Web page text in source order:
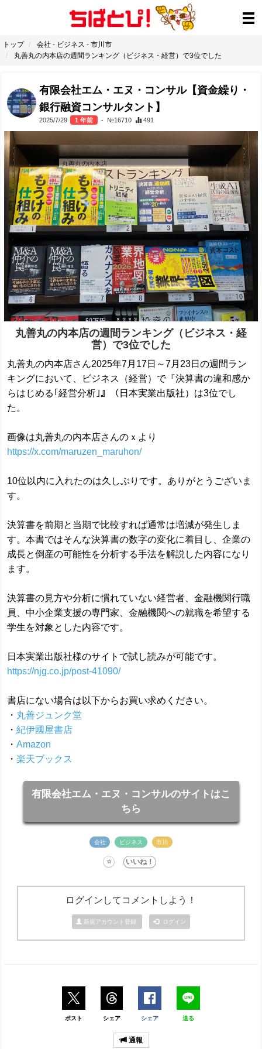
トップ 会社 - ビジネス - 市川市
丸善丸の内本店の週間ランキング（ビジネス・経営）で3位でした
有限会社エム・エヌ・コンサル【資金繰り・
銀行融資コンサルタント】
2025/7/29 1 年前 - №16710 491
丸善丸の内本店の週間ランキング（ビジネス・経
営）で3位でした
丸善丸の内本店さん2025年7月17日～7月23日の週間ラン
キングにおいて、ビジネス（経営）で『決算書の違和感か
らはじめる｢経営分析｣』（日本実業出版社）は3位でし
た。
画像は丸善丸の内本店さんのｘより
https://x.com/maruzen_maruhon/
10位以内に入れたのは久しぶりです。ありがとうございま
す。
決算書を前期と当期で比較すれば通常は増減が発生しま
す。本書ではそんな決算書の数字の変化に着目し、企業の
成長と倒産の可能性を分析する手法を解説した内容になり
ます。
決算書の見方や分析に慣れていない経営者、金融機関行職
員、中小企業支援の専門家、金融機関への就職を希望する
学生を対象とした内容です。
日本実業出版社様のサイトで試し読みが可能です。
https://njg.co.jp/post-41090/
書店にない場合は以下からお買い求めください。
・ 丸善ジュンク堂
・ 紀伊國屋書店
・ Amazon
・ 楽天ブックス
有限会社エム・エヌ・コンサルのサイトはこ
ちら
会社 ビジネス 市川
ログインしてコメントしよう！
新規アカウント登録 ログイン
ポスト シェア シェア 送る
通報